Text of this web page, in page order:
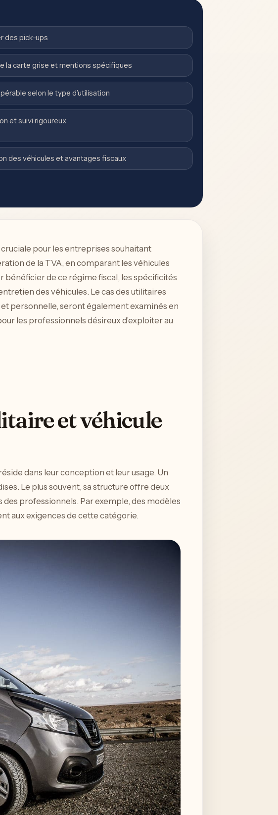
des pick-ups
la carte grise et mentions spécifiques
selon le type d’utilisation
et suivi rigoureux
des véhicules et avantages fiscaux
pour les entreprises souhaitant
de la TVA, en comparant les véhicules
bénéficier de ce régime fiscal, les spécificités
des véhicules. Le cas des utilitaires
personnelle, seront également examinés en
les professionnels désireux d’exploiter au
et véhicule
dans leur conception et leur usage. Un
Le plus souvent, sa structure offre deux
des professionnels. Par exemple, des modèles
aux exigences de cette catégorie.